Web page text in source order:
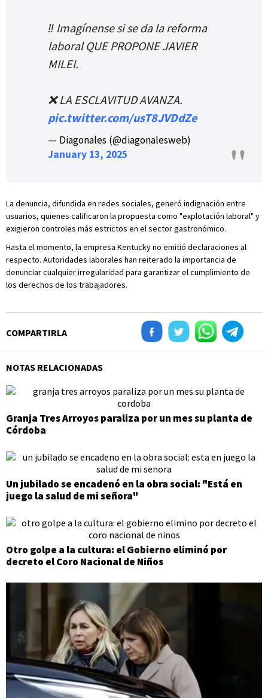
‼️ Imagínense si se da la reforma
laboral QUE PROPONE JAVIER
MILEI.
❌ LA ESCLAVITUD AVANZA.
pic.twitter.com/usT8JVDdZe
— Diagonales (@diagonalesweb)
January 13, 2025
La denuncia, difundida en redes sociales, generó indignación entre
usuarios, quienes calificaron la propuesta como "explotación laboral" y
exigieron controles más estrictos en el sector gastronómico.
Hasta el momento, la empresa Kentucky no emitió declaraciones al
respecto. Autoridades laborales han reiterado la importancia de
denunciar cualquier irregularidad para garantizar el cumplimiento de
los derechos de los trabajadores.
COMPARTIRLA
NOTAS RELACIONADAS
Granja Tres Arroyos paraliza por un mes su planta de
Córdoba
Un jubilado se encadenó en la obra social: "Está en
juego la salud de mi señora"
Otro golpe a la cultura: el Gobierno eliminó por
decreto el Coro Nacional de Niños